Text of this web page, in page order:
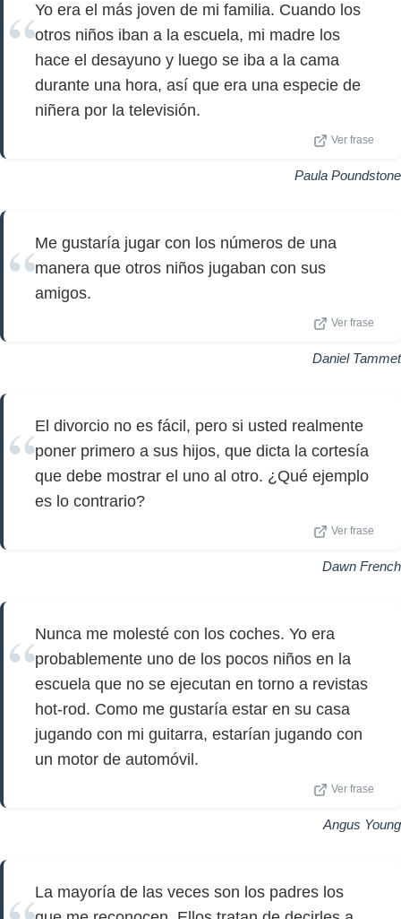
Yo era el más joven de mi familia. Cuando los
otros niños iban a la escuela, mi madre los
hace el desayuno y luego se iba a la cama
durante una hora, así que era una especie de
niñera por la televisión.
Ver frase
Paula Poundstone
Me gustaría jugar con los números de una
manera que otros niños jugaban con sus
amigos.
Ver frase
Daniel Tammet
El divorcio no es fácil, pero si usted realmente
poner primero a sus hijos, que dicta la cortesía
que debe mostrar el uno al otro. ¿Qué ejemplo
es lo contrario?
Ver frase
Dawn French
Nunca me molesté con los coches. Yo era
probablemente uno de los pocos niños en la
escuela que no se ejecutan en torno a revistas
hot-rod. Como me gustaría estar en su casa
jugando con mi guitarra, estarían jugando con
un motor de automóvil.
Ver frase
Angus Young
La mayoría de las veces son los padres los